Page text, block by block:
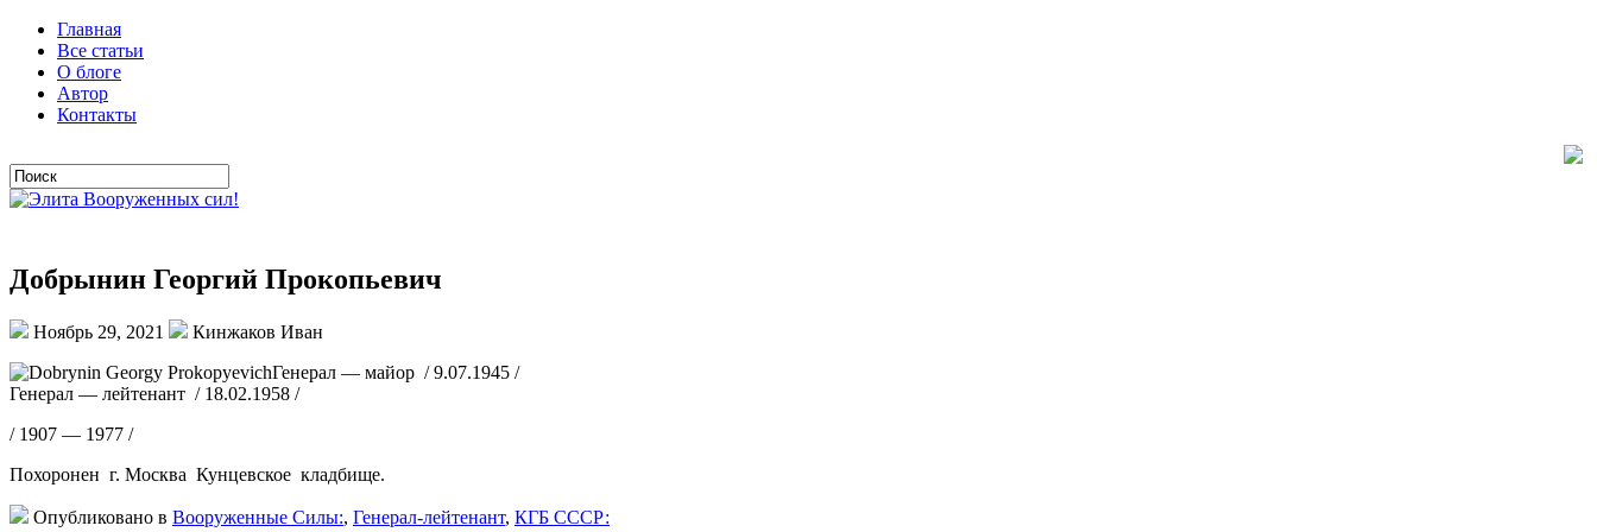
Главная
Все статьи
О блоге
Автор
Контакты
Добрынин Георгий Прокопьевич
Ноябрь 29, 2021
Кинжаков Иван
Генерал — майор / 9.07.1945 /
Генерал — лейтенант / 18.02.1958 /
/ 1907 — 1977 /
Похоронен г. Москва Кунцевское кладбище.
Опубликовано в Вооруженные Силы:, Генерал-лейтенант, КГБ СССР: